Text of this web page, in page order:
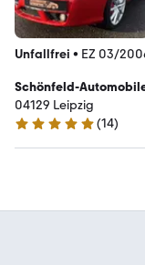
Unfallfrei • EZ 03/
Schönfeld-
04129 Leipzig
5 Sterne
(14)